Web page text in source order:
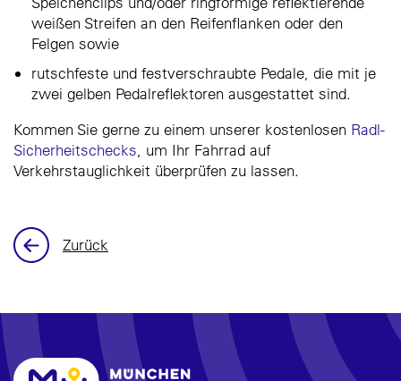
weißen Streifen an den Reifenflanken oder den
Felgen sowie
rutschfeste und festverschraubte Pedale, die mit je
zwei gelben Pedalreflektoren ausgestattet sind.
Kommen Sie gerne zu einem unserer kostenlosen Radl-
Sicherheitschecks, um Ihr Fahrrad auf
Verkehrstauglichkeit überprüfen zu lassen.
Zurück